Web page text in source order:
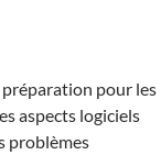
pour les
aspects logiciels
problèmes